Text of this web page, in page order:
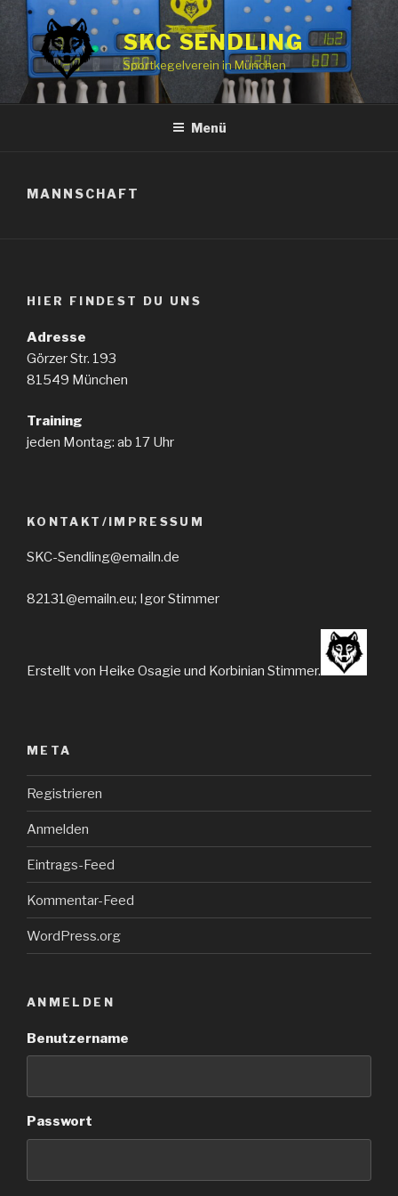
springen
SKC SENDLING
Sportkegelverein in München
Menü
MANNSCHAFT
HIER FINDEST DU UNS
Adresse
Görzer Str. 193
81549 München
Training
jeden Montag: ab 17 Uhr
KONTAKT/IMPRESSUM
SKC-Sendling@emailn.de
82131@emailn.eu; Igor Stimmer
Erstellt von Heike Osagie und Korbinian Stimmer.
META
Registrieren
Anmelden
Eintrags-Feed
Kommentar-Feed
WordPress.org
ANMELDEN
Benutzername
Passwort